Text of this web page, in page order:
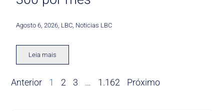
Agosto 6, 2026 LBC Noticias LBC
Leia mais
Anterior 1 2 3 … 1.162 Próximo